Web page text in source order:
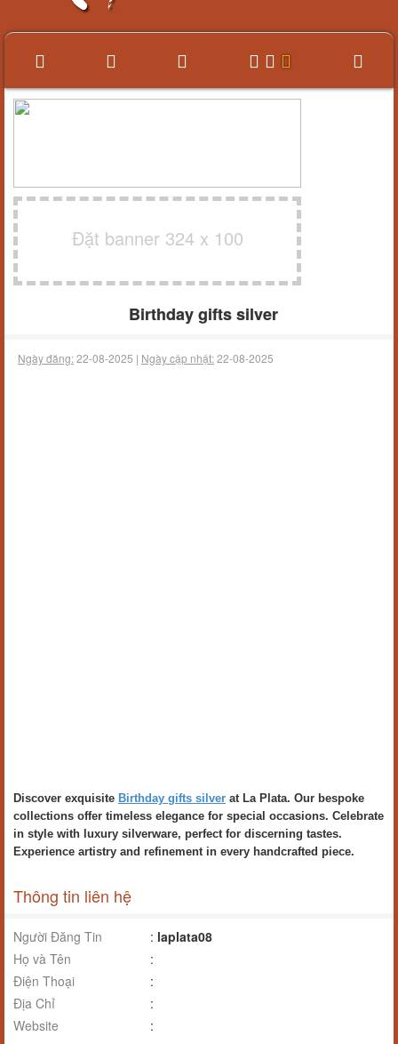
Đặt banner 324 x 100
Birthday gifts silver
Ngày đăng:22-08-2025 | Ngày cập nhật:22-08-2025
Discover exquisite Birthday gifts silver at La Plata. Our bespoke
collections offer timeless elegance for special occasions. Celebrate
in style with luxury silverware, perfect for discerning tastes.
Experience artistry and refinement in every handcrafted piece.
Thông tin liên hệ
Người Đăng Tin : laplata08
Họ và Tên
:
Điện Thoại
:
Địa Chỉ
:
Website
: